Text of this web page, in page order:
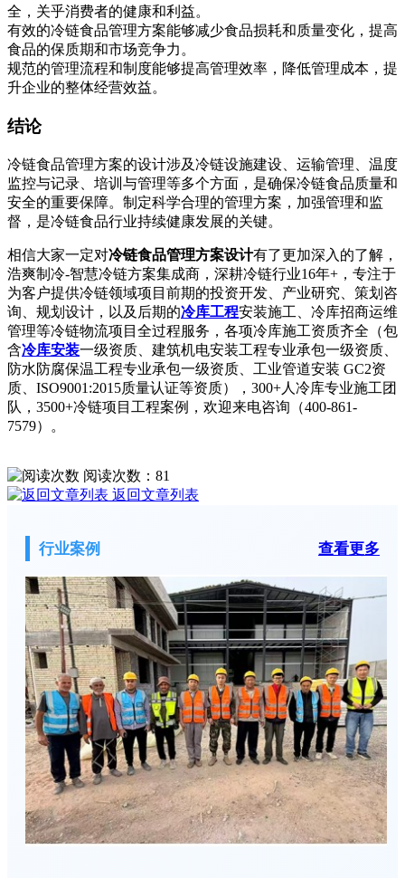
全，关乎消费者的健康和利益。
有效的冷链食品管理方案能够减少食品损耗和质量变化，提高
食品的保质期和市场竞争力。
规范的管理流程和制度能够提高管理效率，降低管理成本，提
升企业的整体经营效益。
结论
冷链食品管理方案的设计涉及冷链设施建设、运输管理、温度
监控与记录、培训与管理等多个方面，是确保冷链食品质量和
安全的重要保障。制定科学合理的管理方案，加强管理和监
督，是冷链食品行业持续健康发展的关键。
相信大家一定对冷链食品管理方案设计有了更加深入的了解，
浩爽制冷-智慧冷链方案集成商，深耕冷链行业16年+，专注于
为客户提供冷链领域项目前期的投资开发、产业研究、策划咨
询、规划设计，以及后期的冷库工程安装施工、冷库招商运维
管理等冷链物流项目全过程服务，各项冷库施工资质齐全（包
含冷库安装一级资质、建筑机电安装工程专业承包一级资质、
防水防腐保温工程专业承包一级资质、工业管道安装 GC2资
质、ISO9001:2015质量认证等资质），300+人冷库专业施工团
队，3500+冷链项目工程案例，欢迎来电咨询（400-861-
7579）。
阅读次数： 81
返回文章列表
行业案例 查看更多